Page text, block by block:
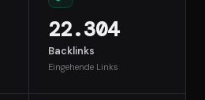
22.304
Backlinks
Eingehende Links